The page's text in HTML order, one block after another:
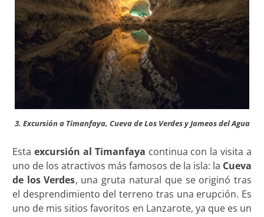
3. Excursión a Timanfaya, Cueva de Los Verdes y Jameos del Agua
Esta excursión al Timanfaya continua con la visita a
uno de los atractivos más famosos de la isla: la Cueva
de los Verdes, una gruta natural que se originó tras
el desprendimiento del terreno tras una erupción. Es
uno de mis sitios favoritos en Lanzarote, ya que es un